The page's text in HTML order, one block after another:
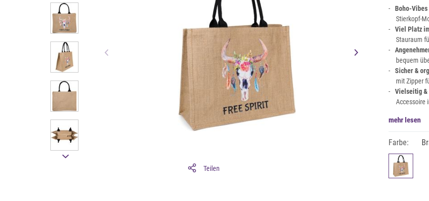
Teilen
Boho-
Stierkopf-
Viel Platz
Stauraum
bequem
Sicher &
mit Zipper
Vielseitig &
Accessoire
mehr lesen
Farbe: